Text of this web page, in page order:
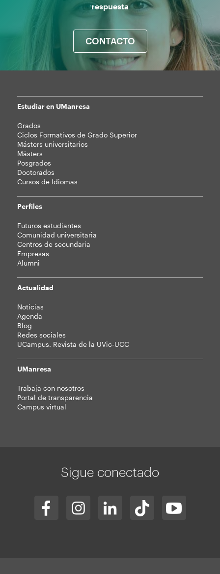
respuesta
CONTACTO
Mapa
web
Estudiar en UManresa
Grados
Ciclos Formativos de Grado Superior
Másters universitarios
Másters
Posgrados
Doctorados
Cursos de Idiomas
Perfiles
Futuros estudiantes
Comunidad universitaria
Centros de secundaria
Empresas
Alumni
Actualidad
Noticias
Agenda
Blog
Redes sociales
UCampus. Revista de la UVic-UCC
UManresa
Trabaja con nosotros
Portal de transparencia
Campus virtual
Sigue conectado